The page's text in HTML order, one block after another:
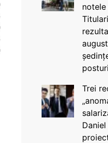
posturi
Trei